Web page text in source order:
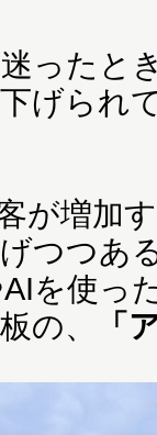
ったと
げられ
が増加
つつあ
を使っ
の、
「